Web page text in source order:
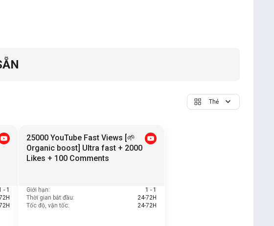
Thẻ
- 1
25000 YouTube Fast Views [🌱
Organic boost] Ultra fast + 2000
Likes + 100 Comments
Giới hạn:
1 - 1
Thời gian bắt đầu:
24-72H
Tốc độ, vận tốc:
24-72H